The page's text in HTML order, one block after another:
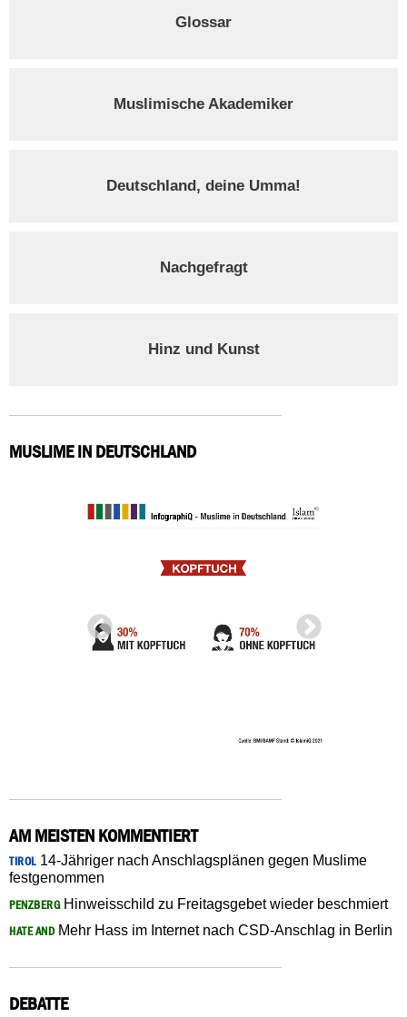
Glossar
Muslimische Akademiker
Deutschland, deine Umma!
Nachgefragt
Hinz und Kunst
MUSLIME IN DEUTSCHLAND
AM MEISTEN KOMMENTIERT
TIROL14-Jähriger nach Anschlagsplänen gegen Muslime
festgenommen
PENZBERGHinweisschild zu Freitagsgebet wieder beschmiert
HATE ANDMehr Hass im Internet nach CSD-Anschlag in Berlin
DEBATTE